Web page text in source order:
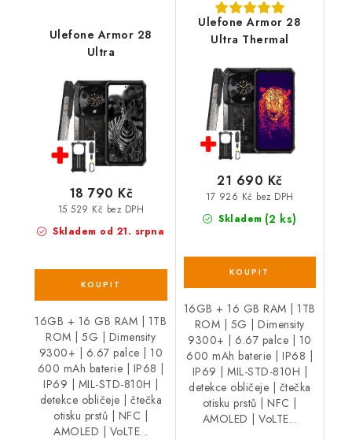
Ulefone Armor 28
Ultra
Skladem od 21. srpna
15 529 Kč bez DPH
18 790 Kč
16GB + 16 GB RAM | 1TB
ROM | 5G | Dimensity
9300+ | 6.67 palce | 10
600 mAh baterie | IP68 |
IP69 | MIL-STD-810H |
detekce obličeje | čtečka
otisku prstů | NFC |
AMOLED | VoLTE...
Ulefone Armor 28
Ultra Thermal
Skladem (2 ks)
17 926 Kč bez DPH
21 690 Kč
16GB + 16 GB RAM | 1TB
ROM | 5G | Dimensity
9300+ | 6.67 palce | 10
600 mAh baterie | IP68 |
IP69 | MIL-STD-810H |
detekce obličeje | čtečka
otisku prstů | NFC |
AMOLED | VoLTE...